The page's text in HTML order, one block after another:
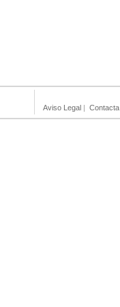
Aviso Legal | Contacta